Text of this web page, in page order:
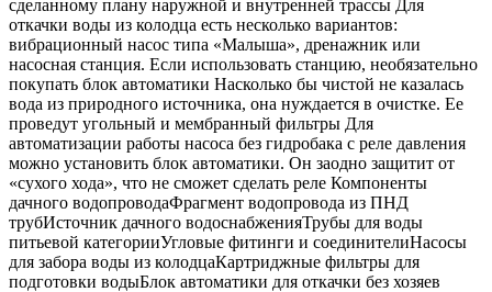
сделанному плану наружной и внутренней трассы Для
откачки воды из колодца есть несколько вариантов:
вибрационный насос типа «Малыша», дренажник или
насосная станция. Если использовать станцию, необязательно
покупать блок автоматики Насколько бы чистой не казалась
вода из природного источника, она нуждается в очистке. Ее
проведут угольный и мембранный фильтры Для
автоматизации работы насоса без гидробака с реле давления
можно установить блок автоматики. Он заодно защитит от
«сухого хода», что не сможет сделать реле Компоненты
дачного водопроводаФрагмент водопровода из ПНД
трубИсточник дачного водоснабженияТрубы для воды
питьевой категорииУгловые фитинги и соединителиНасосы
для забора воды из колодцаКартриджные фильтры для
подготовки водыБлок автоматики для откачки без хозяев